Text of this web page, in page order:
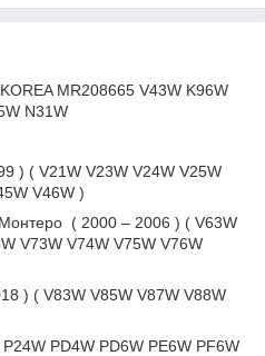
MR208665 V43W K96W
N31W
) ( V21W V23W V24W V25W
V46W )
( 2000 – 2006 ) ( V63W
V73W V74W V75W V76W
) ( V83W V85W V87W V88W
PD4W PD6W PE6W PF6W